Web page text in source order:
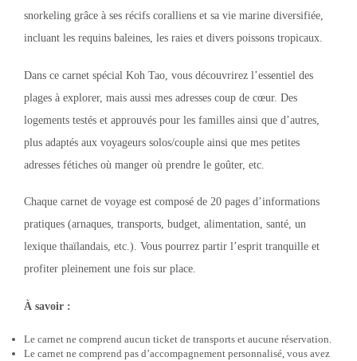
snorkeling grâce à ses récifs coralliens et sa vie marine diversifiée,
incluant les requins baleines, les raies et divers poissons tropicaux.
Dans ce carnet spécial Koh Tao, vous découvrirez l’essentiel des
plages à explorer, mais aussi mes adresses coup de cœur. Des
logements testés et approuvés pour les familles ainsi que d’autres,
plus adaptés aux voyageurs solos/couple ainsi que mes petites
adresses fétiches où manger où prendre le goûter, etc.
Chaque carnet de voyage est composé de 20 pages d’informations
pratiques (arnaques, transports, budget, alimentation, santé, un
lexique thaïlandais, etc.). Vous pourrez partir l’esprit tranquille et
profiter pleinement une fois sur place.
À savoir :
Le carnet ne comprend aucun ticket de transports et aucune réservation.
Le carnet ne comprend pas d’accompagnement personnalisé, vous avez